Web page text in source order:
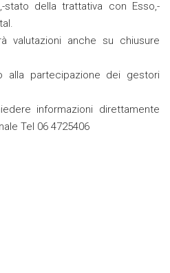
stato della trattativa con Esso,-
valutazioni anche su chiusure
alla partecipazione dei gestori
informazioni direttamente
Tel 06 4725406